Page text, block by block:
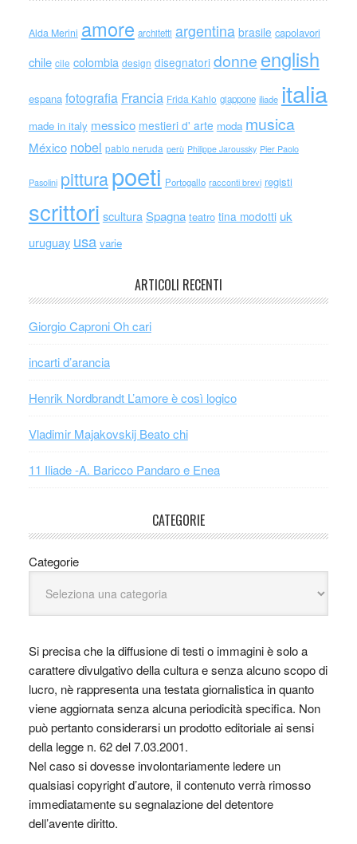
Alda Merini amore architetti argentina brasile capolavori
chile cile colombia design disegnatori donne english
espana fotografia Francia Frida Kahlo giappone iliade italia
made in italy messico mestieri d' arte moda musica
México nobel pablo neruda perù Philippe Jaroussky Pier Paolo
Pasolini pitturapoeti Portogallo racconti brevi registi
scrittori scultura Spagna teatro tina modotti uk
uruguay usa varie
ARTICOLI RECENTI
Giorgio Caproni Oh cari
incarti d’arancia
Henrik Nordbrandt L’amore è così logico
Vladimir Majakovskij Beato chi
11 Iliade -A. Baricco Pandaro e Enea
CATEGORIE
Categorie
Si precisa che la diffusione di testi o immagini è solo a
carattere divulgativo della cultura e senza alcuno scopo di
lucro, nè rappresenta una testata giornalistica in quanto
viene aggiornata senza alcuna periodicità specifica. Non
può pertanto considerarsi un prodotto editoriale ai sensi
della legge n. 62 del 7.03.2001.
Nel caso si dovesse involontariamente ledere un
qualsiasi copyright d’autore, il contenuto verrà rimosso
immediatamente su segnalazione del detentore
dell’avente diritto.